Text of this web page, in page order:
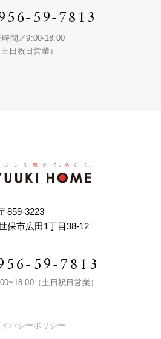
59-7813
時間／9:00-18:00
土日祝日営業）
859-3223
保市広田1丁目38-12
59-7813
（土日祝日営業）
イバシーポリシー